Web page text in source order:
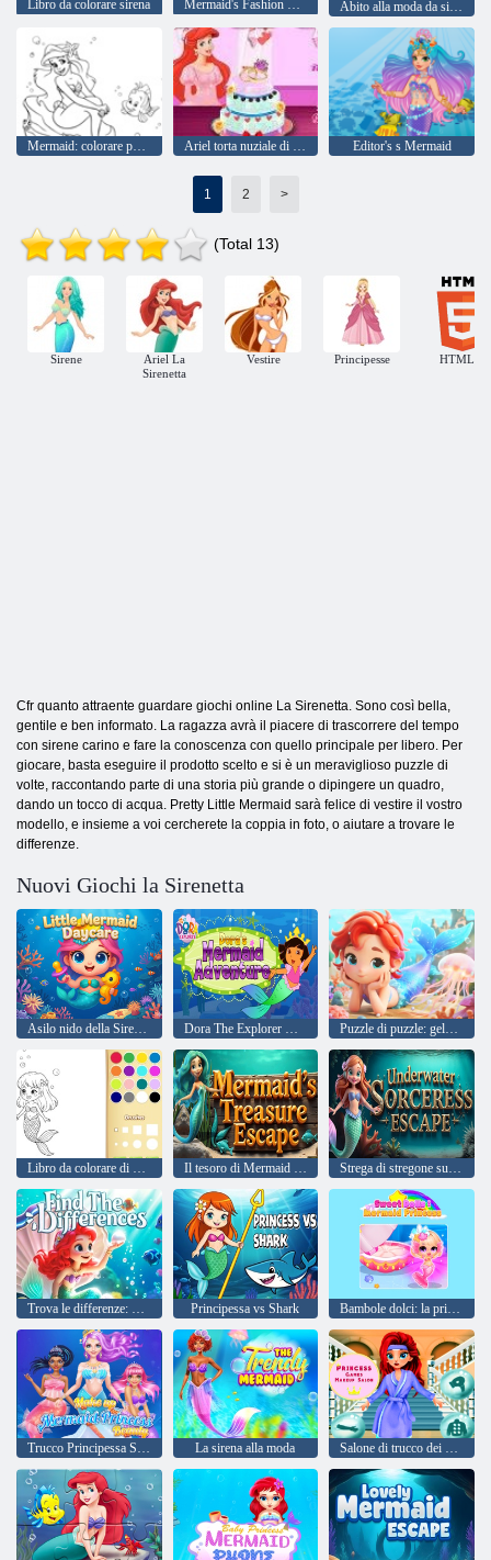
Libro da colorare sirena Mermaid's Fashion Calendar #inspo
Mermaid: colorare per bambini Ariel torta nuziale di cottura Editor's s Mermaid
1 2 >
(Total 13)
Sirene
Ariel La
Sirenetta
Vestire Principesse HTML5
Cfr quanto attraente guardare giochi online La Sirenetta. Sono così bella,
gentile e ben informato. La ragazza avrà il piacere di trascorrere del tempo
con sirene carino e fare la conoscenza con quello principale per libero. Per
giocare, basta eseguire il prodotto scelto e si è un meraviglioso puzzle di
volte, raccontando parte di una storia più grande o dipingere un quadro,
dando un tocco di acqua. Pretty Little Mermaid sarà felice di vestire il vostro
modello, e insieme a voi cercherete la coppia in foto, o aiutare a trovare le
differenze.
Nuovi Giochi la Sirenetta
Libro da colorare di sirene per bambini Il tesoro di Mermaid fuga Strega di stregone subacquea
Principessa vs Shark
Trucco Principessa Sirena Bellezza La sirena alla moda Salone di trucco dei giochi di principesse